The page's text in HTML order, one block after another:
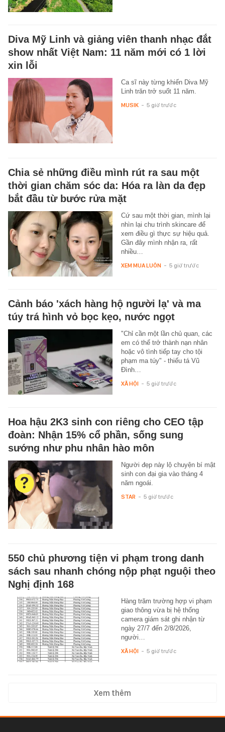
Diva Mỹ Linh và giảng viên thanh nhạc đắt
show nhất Việt Nam: 11 năm mới có 1 lời
xin lỗi
Ca sĩ này từng khiến Diva Mỹ
Linh trăn trở suốt 11 năm.
MUSIK - 5 giờ trước
Chia sẻ những điều mình rút ra sau một
thời gian chăm sóc da: Hóa ra làn da đẹp
bắt đầu từ bước rửa mặt
Cứ sau một thời gian, mình lại
nhìn lại chu trình skincare để
xem điều gì thực sự hiệu quả.
Gần đây mình nhận ra, rất
nhiều…
XEM MUA LUÔN - 5 giờ trước
Cảnh báo 'xách hàng hộ người lạ' và ma
túy trá hình vỏ bọc kẹo, nước ngọt
"Chỉ cần một lần chủ quan, các
em có thể trở thành nạn nhân
hoặc vô tình tiếp tay cho tội
phạm ma túy" - thiếu tá Vũ
Đình…
XÃ HỘI - 5 giờ trước
Hoa hậu 2K3 sinh con riêng cho CEO tập
đoàn: Nhận 15% cổ phần, sống sung
sướng như phu nhân hào môn
Người đẹp này lộ chuyện bí mật
sinh con đại gia vào tháng 4
năm ngoái.
STAR - 5 giờ trước
550 chủ phương tiện vi phạm trong danh
sách sau nhanh chóng nộp phạt nguội theo
Nghị định 168
Hàng trăm trường hợp vi phạm
giao thông vừa bị hệ thống
camera giám sát ghi nhận từ
ngày 27/7 đến 2/8/2026,
người…
XÃ HỘI - 5 giờ trước
Xem thêm